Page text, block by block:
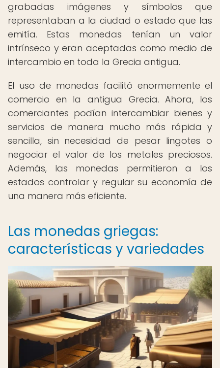
grabadas imágenes y símbolos que
representaban a la ciudad o estado que las
emitía. Estas monedas tenían un valor
intrínseco y eran aceptadas como medio de
intercambio en toda la Grecia antigua.
El uso de monedas facilitó enormemente el
comercio en la antigua Grecia. Ahora, los
comerciantes podían intercambiar bienes y
servicios de manera mucho más rápida y
sencilla, sin necesidad de pesar lingotes o
negociar el valor de los metales preciosos.
Además, las monedas permitieron a los
estados controlar y regular su economía de
una manera más eficiente.
Las monedas griegas:
características y variedades